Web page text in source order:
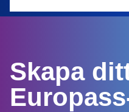
Skapa